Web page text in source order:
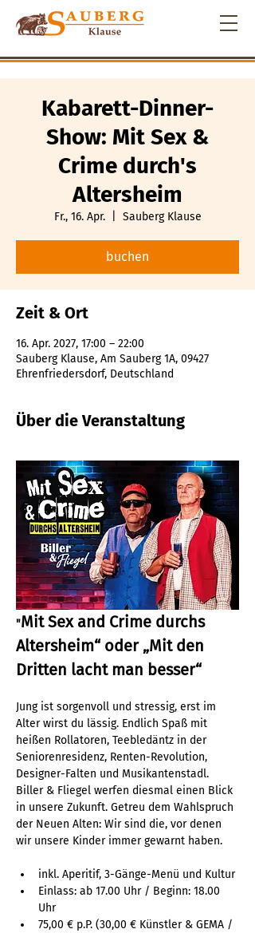
Kabarett-Dinner-
Show: Mit Sex &
Crime durch's
Altersheim
Fr., 16. Apr.
  |
Sauberg Klause
buchen
Zeit & Ort
16. Apr. 2027, 17:00 – 22:00
Sauberg Klause, Am Sauberg 1A, 09427
Ehrenfriedersdorf, Deutschland
Über die Veranstaltung
"Mit Sex and Crime durchs
Altersheim“ oder „Mit den
Dritten lacht man besser“
Jung ist sorgenvoll und stressig, erst im
Alter wirst du lässig. Endlich Spaß mit
heißen Rollatoren, Teebledäntz in der
Seniorenresidenz, Renten-Revolution,
Designer-Falten und Musikantenstadl.
Biller & Fliegel werfen diesmal einen Blick
in unsere Zukunft. Getreu dem Wahlspruch
der Neuen Alten: Wir sind die, vor denen
wir unsere Kinder immer gewarnt haben.
inkl. Aperitif, 3-Gänge-Menü und Kultur
Einlass: ab 17.00 Uhr / Beginn: 18.00
Uhr
75,00 € p.P. (30,00 € Künstler & GEMA /